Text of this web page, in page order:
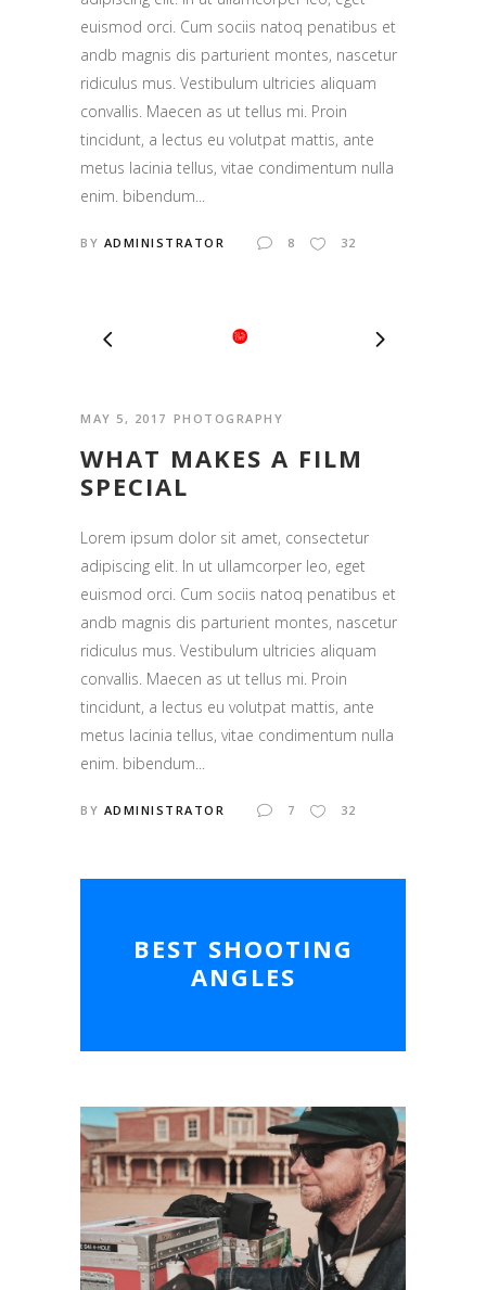
euismod orci. Cum sociis natoq penatibus et
andb magnis dis parturient montes, nascetur
ridiculus mus. Vestibulum ultricies aliquam
convallis. Maecen as ut tellus mi. Proin
tincidunt, a lectus eu volutpat mattis, ante
metus lacinia tellus, vitae condimentum nulla
enim. bibendum...
BY ADMINISTRATOR 8 32
MAY 5, 2017 PHOTOGRAPHY
WHAT MAKES A FILM
SPECIAL
Lorem ipsum dolor sit amet, consectetur
adipiscing elit. In ut ullamcorper leo, eget
euismod orci. Cum sociis natoq penatibus et
andb magnis dis parturient montes, nascetur
ridiculus mus. Vestibulum ultricies aliquam
convallis. Maecen as ut tellus mi. Proin
tincidunt, a lectus eu volutpat mattis, ante
metus lacinia tellus, vitae condimentum nulla
enim. bibendum...
BY ADMINISTRATOR 7 32
BEST SHOOTING
ANGLES